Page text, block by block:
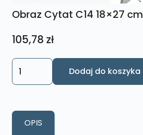
Obraz Cytat C14 18×27 cm
105,78 zł
ilość
Obraz
18x27
cm
Dodaj do koszyka
OPIS